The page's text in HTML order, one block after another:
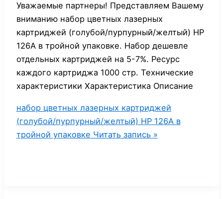
Уважаемые партнеры! Представляем Вашему
вниманию набор цветных лазерных
картриджей (голубой/пурпурный/желтый) НР
126А в тройной упаковке. Набор дешевле
отдельных картриджей на 5-7%. Ресурс
каждого картриджа 1000 стр. Технические
характеристики Характеристика Описание
набор цветных лазерных картриджей
(голубой/пурпурный/желтый) НР 126А в
тройной упаковке Читать запись »